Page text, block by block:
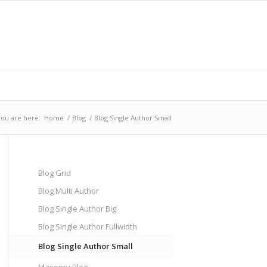
are here: Home / Blog / Blog Single Author Small
Blog Grid
Blog Multi Author
Blog Single Author Big
Blog Single Author Fullwidth
Blog Single Author Small